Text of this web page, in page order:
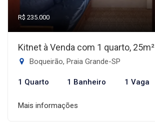
R$ 235.000
Kitnet à Venda com 1 quarto, 25m²
Boqueirão, Praia Grande-SP
1 Quarto 1 Banheiro 1 Vaga
Mais informações